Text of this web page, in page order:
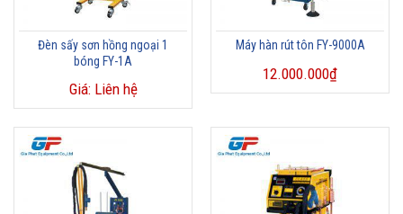
Đèn sấy sơn hồng ngoại 1
bóng FY-1A
Giá: Liên hệ
Máy hàn rút tôn FY-9000A
12.000.000₫